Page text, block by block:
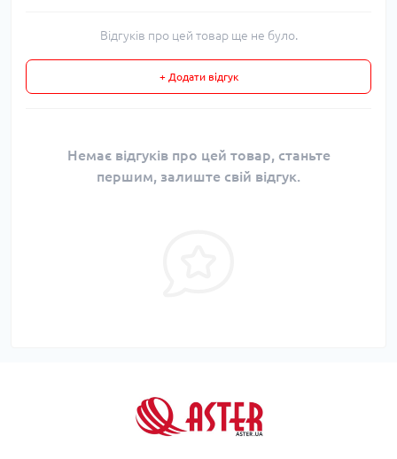
Відгуків про цей товар ще не було.
+ Додати відгук
Немає відгуків про цей товар, станьте
першим, залиште свій відгук.